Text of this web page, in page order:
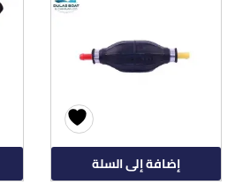
إضافة إلى السلة